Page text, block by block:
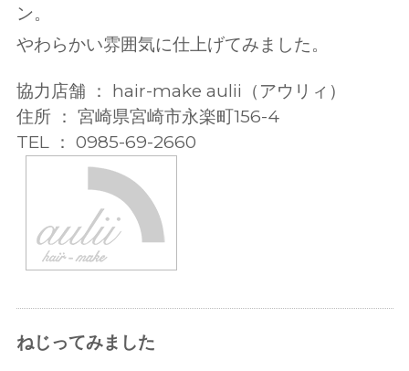
ン。
やわらかい雰囲気に仕上げてみました。
協力店舗 ： hair-make aulii（アウリィ）
住所 ： 宮崎県宮崎市永楽町156-4
TEL ： 0985-69-2660
ねじってみました